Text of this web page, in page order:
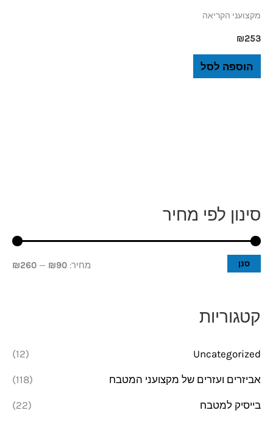
סינון לפי מחיר
סנן מחיר: ₪90
—
₪260
קטגוריות
Uncategorized
(12)
אביזרים ועזרים של מקצועני המטבח (118)
בייסיק למטבח (22)
מקצועני הקריאה
₪253
הוספה לסל